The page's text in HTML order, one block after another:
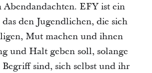
Abendandachten. EFY ist ein
den Jugendlichen, die sich
Mut machen und ihnen
und Halt geben soll, solange
Begriff sind, sich selbst und ihr